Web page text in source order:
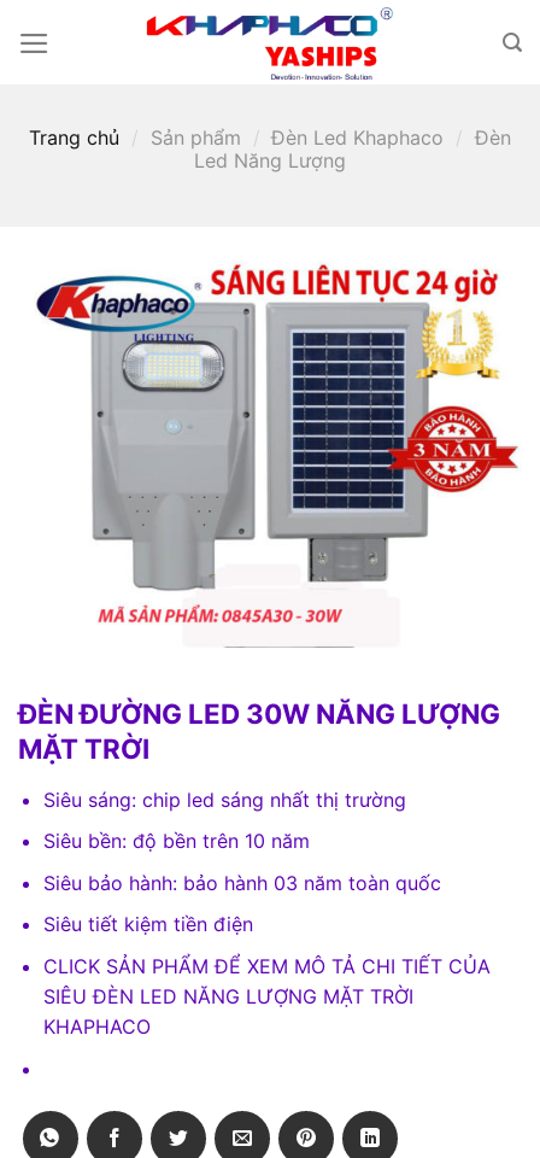
Trang chủ / Sản phẩm / Đèn Led Khaphaco / Đèn
Led Năng Lượng
ĐÈN ĐƯỜNG LED 30W NĂNG LƯỢNG
MẶT TRỜI
Siêu sáng: chip led sáng nhất thị trường
Siêu bền: độ bền trên 10 năm
Siêu bảo hành: bảo hành 03 năm toàn quốc
Siêu tiết kiệm tiền điện
CLICK SẢN PHẨM ĐỂ XEM MÔ TẢ CHI TIẾT CỦA
SIÊU ĐÈN LED NĂNG LƯỢNG MẶT TRỜI
KHAPHACO